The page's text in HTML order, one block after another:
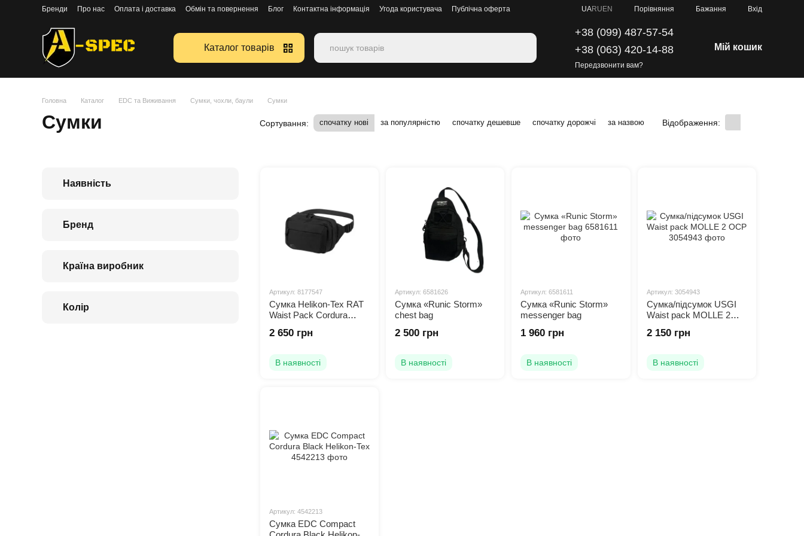
Перейти к основному контенту
Бренди Про нас Оплата і доставка Обмін та повернення Блог Контактна інформація Угода користувача Публічна оферта UARU EN Порівняння Бажання Вхід
Каталог товарів
+38 (099) 487-57-54
+38 (063) 420-14-88
Передзвонити вам?
Мій кошик
Головна Каталог EDC та Виживання Сумки, чохли, баули Сумки
Сумки Сортування: спочатку нові за популярністю спочатку дешевше спочатку дорожчі за назвою Відображення:
Артикул: 8177547
Сумка Helikon-Tex RAT
Waist Pack Cordura
2 650 грн
В наявності
Артикул: 6581626
Сумка «Runic Storm»
chest bag
2 500 грн
В наявності
Артикул: 6581611
Сумка «Runic Storm»
messenger bag
1 960 грн
В наявності
Артикул: 3054943
Сумка/підсумок USGI
Wаіst pack MOLLE 2
2 150 грн
В наявності
Артикул: 4542213
Сумка EDC Compact
Наявність
Бренд
Країна виробник
Колір